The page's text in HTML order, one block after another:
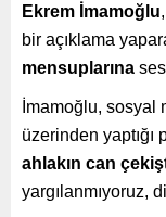
Ekrem İmamoğlu
bir açıklama
mensuplarına
İmamoğlu, sosyal
üzerinden yaptığı
ahlakın can
yargılanmıyoruz,